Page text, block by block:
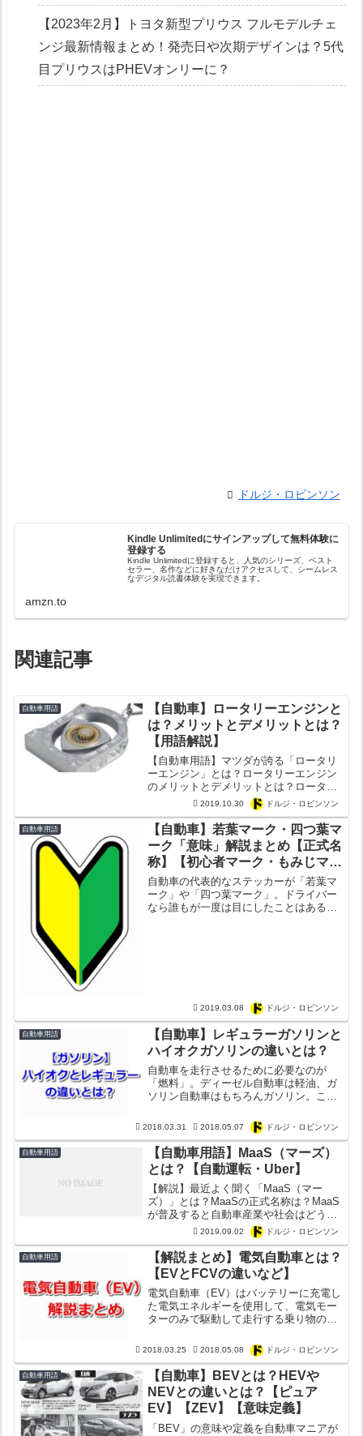
【2023年2月】トヨタ新型プリウス フルモデルチェ
ンジ最新情報まとめ！発売日や次期デザインは？5代
目プリウスはPHEVオンリーに？
ドルジ・ロビンソン
Kindle Unlimitedにサインアップして無料体験に
登録する
Kindle Unlimitedに登録すると、人気のシリーズ、ベスト
セラー、名作などに好きなだけアクセスして、シームレス
なデジタル読書体験を実現できます。
amzn.to
関連記事
自動車用語
【自動車】ロータリーエンジンと
は？メリットとデメリットとは？
【用語解説】
【自動車用語】マツダが誇る「ロータリ
ーエンジン」とは？ロータリーエンジン
のメリットとデメリットとは？ロータリ
ーエンジンは何故「レンジエクステンダ
ー（シリーズハイブリッド）」と組み合
わせるのか？
2019.10.30 ドルジ・ロビンソン
自動車用語
【自動車】若葉マーク・四つ葉マ
ーク「意味」解説まとめ【正式名
称】【初心者マーク・もみじマー
ク】
自動車の代表的なステッカーが「若葉マ
ーク」や「四つ葉マーク」。ドライバー
なら誰もが一度は目にしたことはあるは
2019.03.08 ドルジ・ロビンソン
自動車用語
【自動車】レギュラーガソリンと
ハイオクガソリンの違いとは？
自動車を走行させるために必要なのが
「燃料」。ディーゼル自動車は軽油、ガ
ソリン自動車はもちろんガソリン。この
「ハイオクガソリン」の二種類が存在す
るのは言うまでもありません。ただ分か
るようで意外と知らないのが、...
2018.03.31 2018.05.07 ドルジ・ロビンソン
自動車用語
【自動車用語】MaaS（マーズ）
とは？【自動運転・Uber】
【解説】最近よく聞く「MaaS（マー
ズ）」とは？MaaSの正式名称は？MaaS
が普及すると自動車産業や社会はどう変
わるのか？マーズ（MaaS）がもたらす
影響やメリット・デメリットを徹底解説
してみた！
2019.09.02 ドルジ・ロビンソン
自動車用語
【解説まとめ】電気自動車とは？
【EVとFCVの違いなど】
電気自動車（EV）はバッテリーに充電し
た電気エネルギーを使用して、電気モー
ターのみで駆動して走行する乗り物のこ
して数十年も前から開発が進んでおりま
す。特に海外ではEV開発が急速に進んで
おります。メルセデス...
2018.03.25 2018.05.08 ドルジ・ロビンソン
自動車用語
【自動車】BEVとは？HEVや
NEVとの違いとは？【ピュア
EV】【ZEV】【意味定義】
「BEV」の意味や定義を自動車マニアが